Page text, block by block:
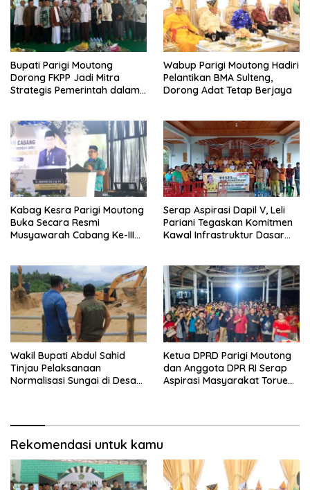
Bupati Parigi Moutong
Dorong FKPP Jadi Mitra
Strategis Pemerintah dalam
Wabup Parigi Moutong Hadiri
Pelantikan BMA Sulteng,
Dorong Adat Tetap Berjaya
Kabag Kesra Parigi Moutong
Buka Secara Resmi
Musyawarah Cabang Ke-III
Serap Aspirasi Dapil V, Leli
Pariani Tegaskan Komitmen
Kawal Infrastruktur Dasar
Wakil Bupati Abdul Sahid
Tinjau Pelaksanaan
Normalisasi Sungai di Desa
Ketua DPRD Parigi Moutong
dan Anggota DPR RI Serap
Aspirasi Masyarakat Torue
Rekomendasi untuk kamu